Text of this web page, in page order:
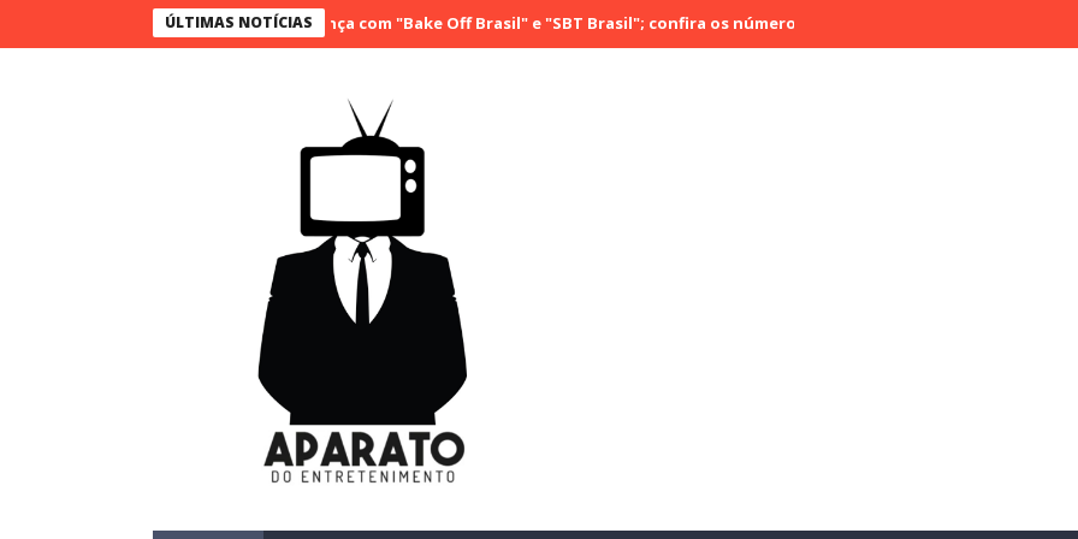
ÚLTIMAS NOTÍCIAS
SBT conquista a vice liderança com "Bake Off Brasil" e "SBT Brasil"; confira os números do último sábado (29) Rádio Cultura